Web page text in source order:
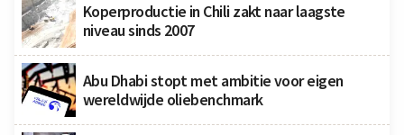
Koperproductie in Chili zakt naar laagste
niveau sinds 2007
Abu Dhabi stopt met ambitie voor eigen
wereldwijde oliebenchmark